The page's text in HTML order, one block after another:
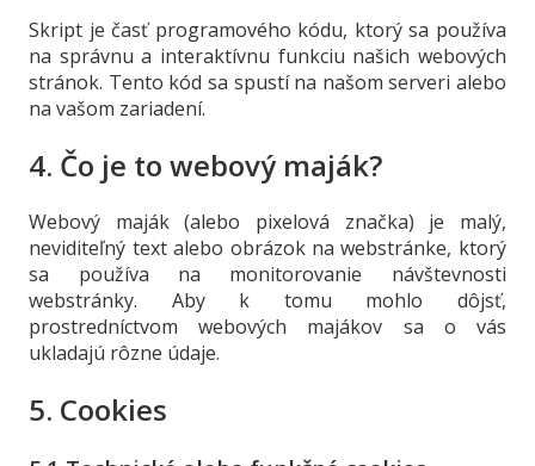
Skript je časť programového kódu, ktorý sa používa
na správnu a interaktívnu funkciu našich webových
stránok. Tento kód sa spustí na našom serveri alebo
na vašom zariadení.
4. Čo je to webový maják?
Webový maják (alebo pixelová značka) je malý,
neviditeľný text alebo obrázok na webstránke, ktorý
sa používa na monitorovanie návštevnosti
webstránky. Aby k tomu mohlo dôjsť,
prostredníctvom webových majákov sa o vás
ukladajú rôzne údaje.
5. Cookies